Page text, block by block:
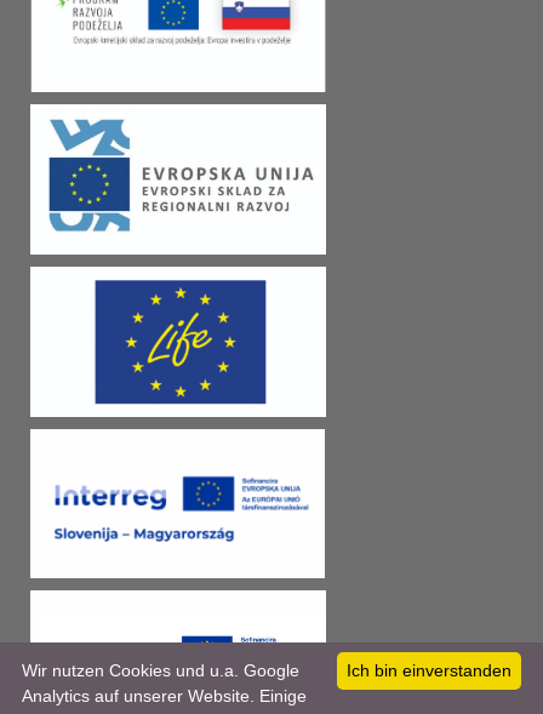
Ich bin einverstanden
Wir nutzen Cookies und u.a. Google
Analytics auf unserer Website. Einige